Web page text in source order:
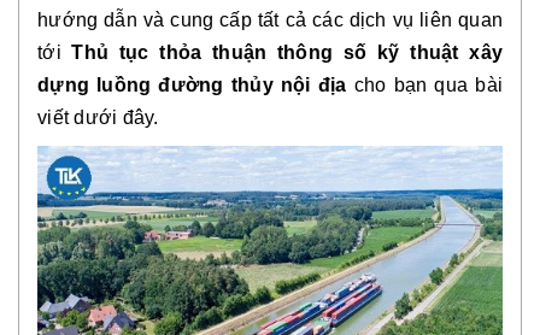
hướng dẫn và cung cấp tất cả các dịch vụ liên quan
tớiThủ tục thỏa thuận thông số kỹ thuật xây
dựng luồng đường thủy nội địa cho bạn qua bài
viết dưới đây.